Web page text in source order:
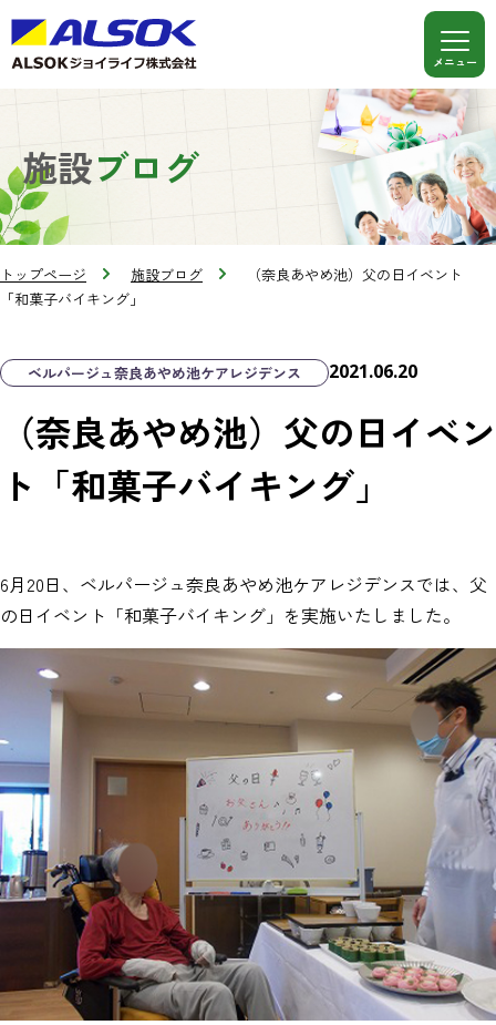
施設ブログ
トップページ 施設ブログ
（奈良あやめ池）父の日イベント
「和菓子バイキング」
ベルパージュ奈良あやめ池ケアレジデンス 2021.06.20
（奈良あやめ池）父の日イベン
ト「和菓子バイキング」
6月20日、ベルパージュ奈良あやめ池ケアレジデンスでは、父
の日イベント「和菓子バイキング」を実施いたしました。